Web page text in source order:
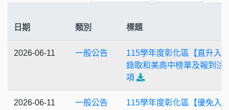
日期 類別 標題
2026-06-11 一般公告
115學年度彰化區【直升入
錄取和美高中榜單及報到注
項
2026-06-11 一般公告
115學年度彰化區【優免入